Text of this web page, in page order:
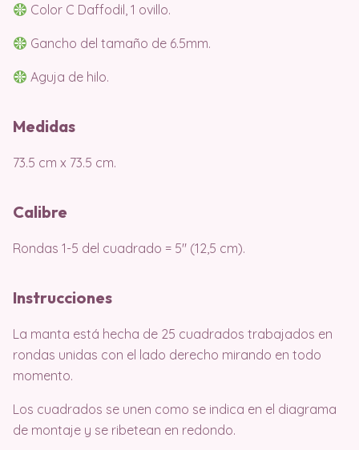
Color C Daffodil, 1 ovillo.
Gancho del tamaño de 6.5mm.
Aguja de hilo.
Medidas
73.5 cm x 73.5 cm.
Calibre
Rondas 1-5 del cuadrado = 5″ (12,5 cm).
Instrucciones
La manta está hecha de 25 cuadrados trabajados en
rondas unidas con el lado derecho mirando en todo
momento.
Los cuadrados se unen como se indica en el diagrama
de montaje y se ribetean en redondo.